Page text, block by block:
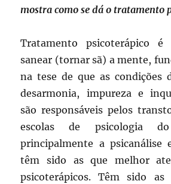
mostra como se dá o tratamento
Tratamento psicoterápico
sanear (tornar sã) a mente,
na tese de que as condições
desarmonia, impureza e
são responsáveis pelos
escolas de psicologia do
principalmente a psicanálise
têm sido as que melhor
psicoterápicos. Têm sido as